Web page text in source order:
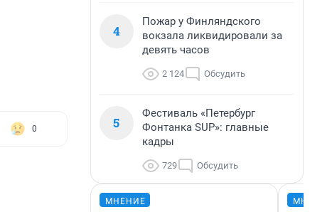
0
4
Пожар у Финляндского
вокзала ликвидировали за
девять часов
2 124 Обсудить
5
Фестиваль «Петербург
Фонтанка SUP»: главные
кадры
729 Обсудить
МНЕНИЕ